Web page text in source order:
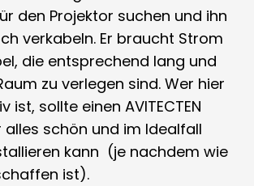
den Projektor suchen und ihn
verkabeln. Er braucht Strom
die entsprechend lang und
zu verlegen sind. Wer hier
ist, sollte einen AVITECTEN
alles schön und im Idealfall
kann (je nachdem wie
ist).